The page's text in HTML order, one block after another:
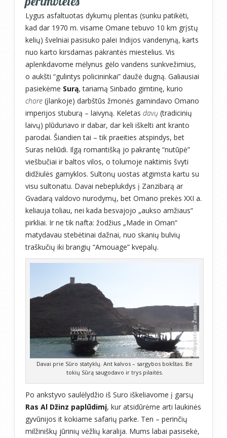
Lygus asfaltuotas dykumų plentas (sunku patikėti,
kad dar 1970 m. visame Omane tebuvo 10 km grįstų
kelių) švelniai pasisuko palei Indijos vandenyną, karts
nuo karto kirsdamas pakrantės miestelius. Vis
aplenkdavome mėlynus gėlo vandens sunkvežimius,
o aukšti “gulintys policininkai” daužė dugną. Galiausiai
pasiekėme Surą, tariamą Sinbado gimtinę, kurio
chore (įlankoje) darbštūs žmonės gamindavo Omano
imperijos stuburą – laivyną. Keletas davų (tradicinių
laivų) plūduriavo ir dabar, dar keli iškelti ant kranto
parodai. Šiandien tai – tik praeities atspindys, bet
Suras neliūdi. Ilgą romantišką jo pakrantę “nutūpė”
viešbučiai ir baltos vilos, o tolumoje naktimis švyti
didžiulės gamyklos. Sultonų uostas atgimsta kartu su
visu sultonatu. Davai nebeplukdys į Zanzibarą ar
Gvadarą valdovo nurodymų, bet Omano prekės XXI a.
keliauja toliau, nei kada besvajojo „aukso amžiaus“
pirkliai. Ir ne tik nafta: žodžius „Made in Oman“
matydavau stebėtinai dažnai, nuo skanių bulvių
traškučių iki brangių “Amouage” kvepalų.
Davai prie Sūro statyklų. Ant kalvos – sargybos bokštas. Be
tokių Sūrą saugodavo ir trys pilaitės.
Po ankstyvo saulėlydžio iš Suro iškeliavome į garsų
Ras Al Džinz paplūdimį, kur atsidūrėme arti laukinės
gyvūnijos it kokiame safarių parke. Ten – perinčių
milžiniškų jūrinių vėžlių karalija. Mums labai pasisekė,